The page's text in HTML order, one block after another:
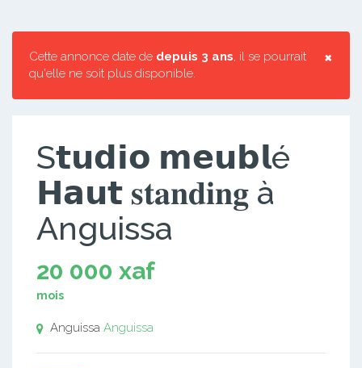
×
Cette annonce date de depuis 3 ans, il se pourrait
qu'elle ne soit plus disponible.
S𝘁𝘂𝗱𝗶𝗼 𝗺𝗲𝘂𝗯𝗹é
𝗛𝗮𝘂𝘁 𝐬𝐭𝐚𝐧𝐝𝐢𝐧𝐠 à
Anguissa
20 000 xaf
mois
Anguissa Anguissa